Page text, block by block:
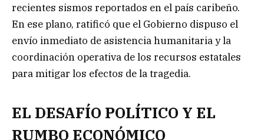
recientes sismos reportados en el país caribeño.
En ese plano, ratificó que el Gobierno dispuso el
envío inmediato de asistencia humanitaria y la
coordinación operativa de los recursos estatales
para mitigar los efectos de la tragedia.
EL DESAFÍO POLÍTICO Y EL
RUMBO ECONÓMICO